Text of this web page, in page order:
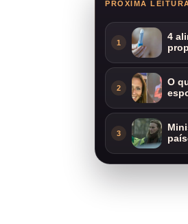
PRÓXIMA
1
4
2
O
3